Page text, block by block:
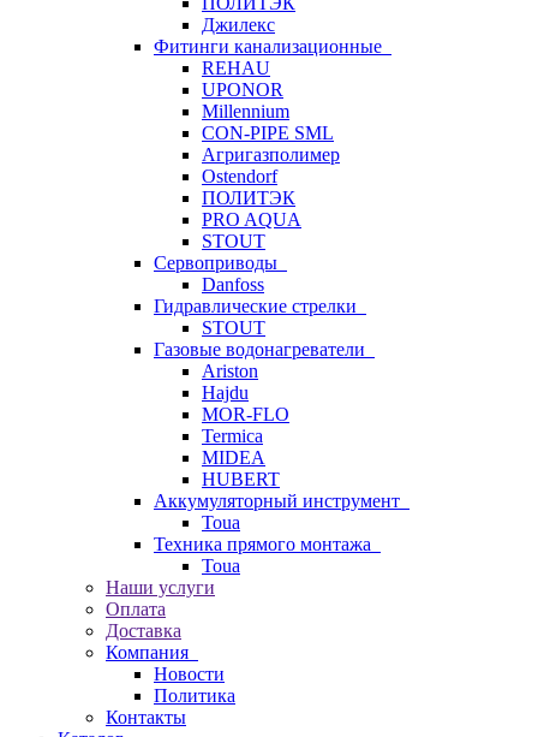
Джилекс
Фитинги канализационные
REHAU
UPONOR
Millennium
CON-PIPE SML
Агригазполимер
Ostendorf
ПОЛИТЭК
PRO AQUA
STOUT
Сервоприводы
Danfoss
Гидравлические стрелки
STOUT
Газовые водонагреватели
Ariston
Hajdu
MOR-FLO
Termica
MIDEA
HUBERT
Аккумуляторный инструмент
Toua
Техника прямого монтажа
Toua
Наши услуги
Оплата
Доставка
Компания
Новости
Политика
Контакты